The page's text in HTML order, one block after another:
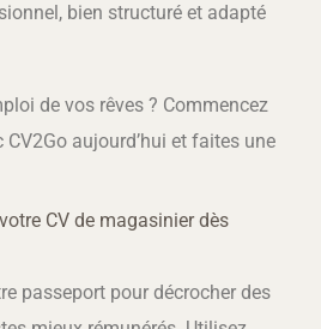
bien structuré et adapté
de vos rêves ? Commencez
CV2Go aujourd’hui et faites une
CV de magasinier dès
passeport pour décrocher des